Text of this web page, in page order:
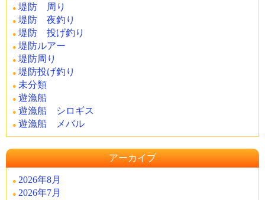
堤防 周り
堤防 夜釣り
堤防 投げ釣り
堤防ルアー
堤防周り
堤防投げ釣り
未分類
遊漁船
遊漁船 シロギス
遊漁船 メバル
アーカイブ
2026年8月
2026年7月